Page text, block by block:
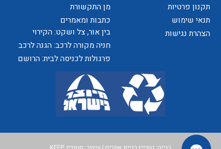
הפרטיותשל
האתר
תקנון פרטיות
תנאי שימוש
הצהרת נגישות
מן התקשורת
כתבות ומאמרים
בין אור, צל ושקט: הקירוי
כאלמנט מעצב בחוויית המרחב
חניה מקורה לרכב: הגנה לרכב
ושדרוג לבית
פרגולות לכניסה לבית: הרושם